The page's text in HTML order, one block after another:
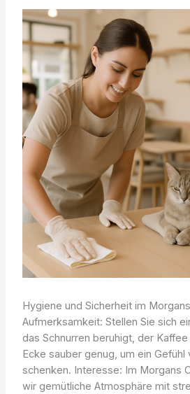
Hygiene und Sicherheit im
Aufmerksamkeit: Stellen Sie sich
das Schnurren beruhigt, der
Ecke sauber genug, um ein Gefühl
schenken. Interesse: Im Morgans
wir gemütliche Atmosphäre mit